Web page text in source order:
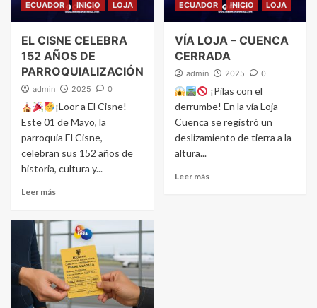
ECUADOR INICIO LOJA
EL CISNE CELEBRA
152 AÑOS DE
PARROQUIALIZACIÓN
admin 2025 0
¡Loor a El Cisne!
Este 01 de Mayo, la
parroquia El Cisne,
celebran sus 152 años de
historia, cultura y...
Leer más
ECUADOR INICIO LOJA
VÍA LOJA – CUENCA
CERRADA
admin 2025 0
¡Pilas con el
derrumbe! En la vía Loja -
Cuenca se registró un
deslizamiento de tierra a la
altura...
Leer más